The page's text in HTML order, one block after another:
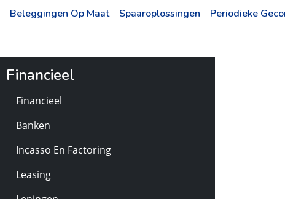
Beleggingen Op Maat Spaaroplossingen Periodieke
Financieel
Financieel
Banken
Incasso En Factoring
Leasing